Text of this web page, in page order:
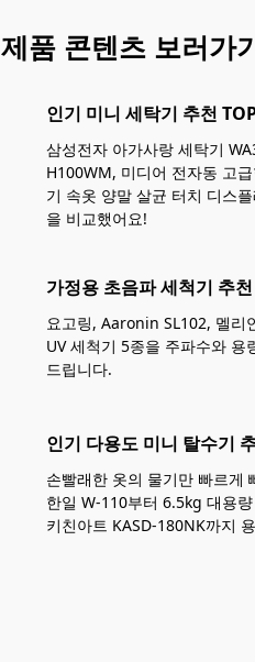
제품 콘텐츠 보러가
인기 미니 세탁기 추천
삼성전자 아가사랑 세탁기
H100WM, 미디어 전자동 고
기 속옷 양말 살균 터치 디스
을 비교했어요!
가정용 초음파 세척기 추
요고링, Aaronin SL102, 멜리
UV 세척기 5종을 주파수와
드립니다.
인기 다용도 미니 탈수기
손빨래한 옷의 물기만 빠르게
한일 W-110부터 6.5kg 대용
키친아트 KASD-180NK까지